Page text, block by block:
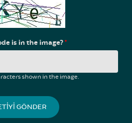
is in the image?*
shown in the image.